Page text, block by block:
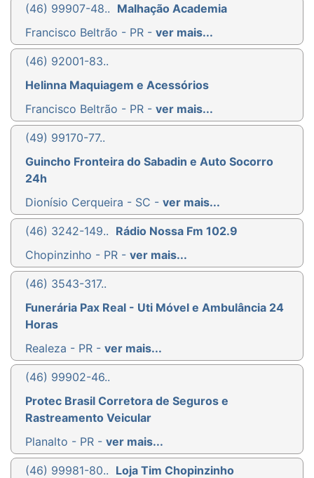
(46) 99907-48.. Malhação Academia
Francisco Beltrão - PR - ver mais...
(46) 92001-83..
Helinna Maquiagem e Acessórios
Francisco Beltrão - PR - ver mais...
(49) 99170-77..
Guincho Fronteira do Sabadin e Auto Socorro
24h
Dionísio Cerqueira - SC - ver mais...
(46) 3242-149.. Rádio Nossa Fm 102.9
Chopinzinho - PR - ver mais...
(46) 3543-317..
Funerária Pax Real - Uti Móvel e Ambulância 24
Horas
Realeza - PR - ver mais...
(46) 99902-46..
Protec Brasil Corretora de Seguros e
Rastreamento Veicular
Planalto - PR - ver mais...
(46) 99981-80.. Loja Tim Chopinzinho